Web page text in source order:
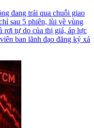
đang trải qua chuỗi giao
sau 5 phiên, lùi về vùng
rơi tự do của thị giá, áp lực
ban lãnh đạo đăng ký xả